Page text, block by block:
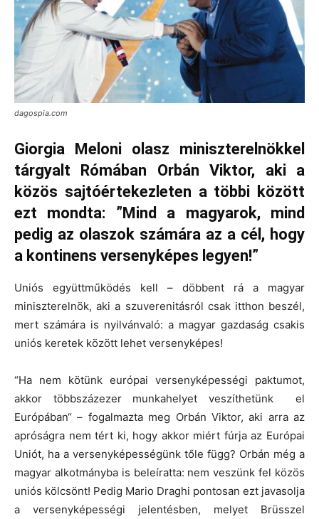
dagospia.com
Giorgia Meloni olasz miniszterelnökkel
tárgyalt Rómában Orbán Viktor, aki a
közös sajtóértekezleten a többi között
ezt mondta: ”Mind a magyarok, mind
pedig az olaszok számára az a cél, hogy
a kontinens versenyképes legyen!”
Uniós együttműködés kell – döbbent rá a magyar
miniszterelnök, aki a szuverenitásról csak itthon beszél,
mert számára is nyilvánvaló: a magyar gazdaság csakis
uniós keretek között lehet versenyképes!
“Ha nem kötünk európai versenyképességi paktumot,
akkor többszázezer munkahelyet veszíthetünk el
Európában“ – fogalmazta meg Orbán Viktor, aki arra az
apróságra nem tért ki, hogy akkor miért fúrja az Európai
Uniót, ha a versenyképességünk tőle függ? Orbán még a
magyar alkotmányba is beleíratta: nem veszünk fel közös
uniós kölcsönt! Pedig Mario Draghi pontosan ezt javasolja
a versenyképességi jelentésben, melyet Brüsszel